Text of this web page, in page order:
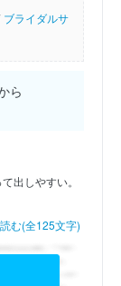
ブライダルサ
ら
出しやすい。
む(全125文字)